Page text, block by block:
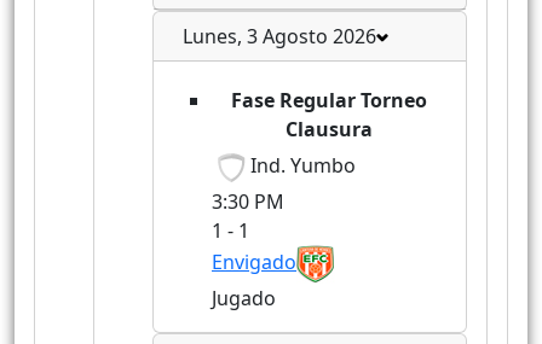
Lunes, 3 Agosto 2026
Fase Regular Torneo
Clausura
Ind. Yumbo
3:30 PM
1 - 1
Envigado
Jugado